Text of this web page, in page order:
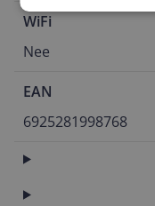
WiFi
Nee
EAN
6925281998768